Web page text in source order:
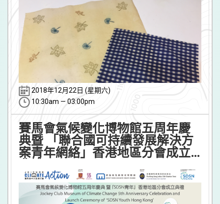
2018年12月22日 (星期六)
10:30am — 03:00pm
賽馬會氣候變化博物館五周年慶
典暨 「聯合國可持續發展解決方
案青年網絡」香港地區分會成立